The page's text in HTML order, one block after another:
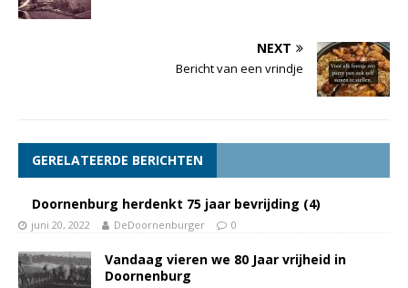
NEXT
Bericht van een vrindje
GERELATEERDE BERICHTEN
Doornenburg herdenkt 75 jaar bevrijding (4)
juni 20, 2022 DeDoornenburger 0
Vandaag vieren we 80 Jaar vrijheid in
Doornenburg